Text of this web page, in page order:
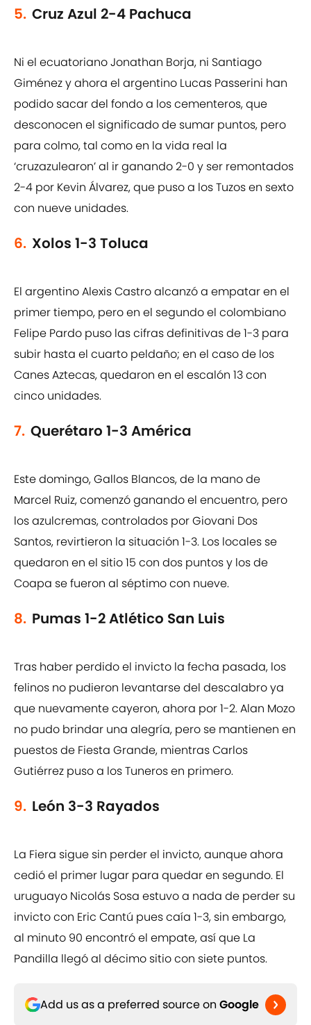
5. Cruz Azul 2-4 Pachuca
Ni el ecuatoriano Jonathan Borja, ni Santiago
Giménez y ahora el argentino Lucas Passerini han
podido sacar del fondo a los cementeros, que
desconocen el significado de sumar puntos, pero
para colmo, tal como en la vida real la
‘cruzazulearon’ al ir ganando 2-0 y ser remontados
2-4 por Kevin Álvarez, que puso a los Tuzos en sexto
con nueve unidades.
6. Xolos 1-3 Toluca
El argentino Alexis Castro alcanzó a empatar en el
primer tiempo, pero en el segundo el colombiano
Felipe Pardo puso las cifras definitivas de 1-3 para
subir hasta el cuarto peldaño; en el caso de los
Canes Aztecas, quedaron en el escalón 13 con
cinco unidades.
7. Querétaro 1-3 América
Este domingo, Gallos Blancos, de la mano de
Marcel Ruiz, comenzó ganando el encuentro, pero
los azulcremas, controlados por Giovani Dos
Santos, revirtieron la situación 1-3. Los locales se
quedaron en el sitio 15 con dos puntos y los de
Coapa se fueron al séptimo con nueve.
8. Pumas 1-2 Atlético San Luis
Tras haber perdido el invicto la fecha pasada, los
felinos no pudieron levantarse del descalabro ya
que nuevamente cayeron, ahora por 1-2. Alan Mozo
no pudo brindar una alegría, pero se mantienen en
puestos de Fiesta Grande, mientras Carlos
Gutiérrez puso a los Tuneros en primero.
9. León 3-3 Rayados
La Fiera sigue sin perder el invicto, aunque ahora
cedió el primer lugar para quedar en segundo. El
uruguayo Nicolás Sosa estuvo a nada de perder su
invicto con Eric Cantú pues caía 1-3, sin embargo,
al minuto 90 encontró el empate, así que La
Pandilla llegó al décimo sitio con siete puntos.
Add us as a preferred source on Google